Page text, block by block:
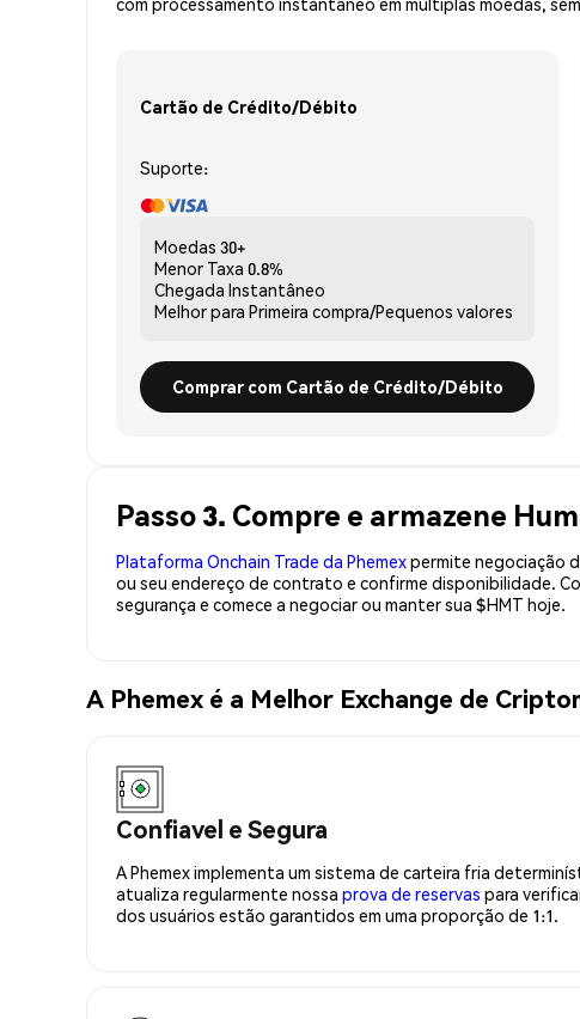
Cartão de Crédito/Débito
Suporte:
Moedas 30+
Menor Taxa 0.8%
Chegada Instantâneo
Melhor para Primeira compra/Pequenos valores
Comprar com Cartão de Crédito/Débito
Passo 3. Compre e armazene
Plataforma Onchain Trade da Phemexpermite negociação
ou seu endereço de contrato e confirme disponibilidade.
segurança e comece a negociar ou manter sua $HMT hoje.
A Phemex é a Melhor Exchange de
Confiavel e Segura
A Phemex implementa um sistema de carteira fria
atualiza regularmente nossa prova de reservas para
dos usuários estão garantidos em uma proporção de 1:1.